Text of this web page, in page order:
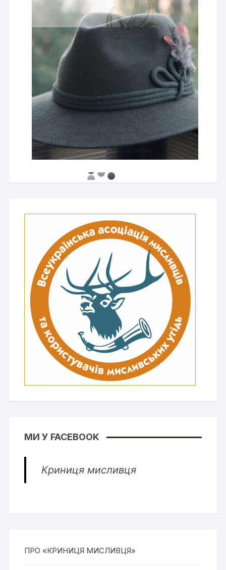
760 грн
Авторський бронзовий значок «Козуля»
МИ У FACEBOOK
Криниця мисливця
ПРО «КРИНИЦЯ МИСЛИВЦЯ»